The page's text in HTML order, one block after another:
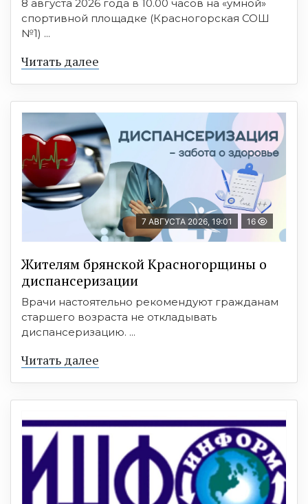
8 августа 2026 года в 10.00 часов на «умной»
спортивной площадке (Красногорская СОШ
№1) ...
Читать далее
7 АВГУСТА 2026, 19:01 16
Жителям брянской Красногорщины о
диспансеризации
Врачи настоятельно рекомендуют гражданам
старшего возраста не откладывать
диспансеризацию. ...
Читать далее